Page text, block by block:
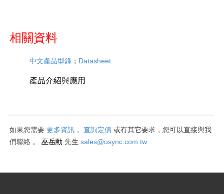
相關資料
中文產品型錄 ； Datasheet
產品介紹與應用
如果您需要 更多資訊 ， 查詢定價 或有其它要求 ，您可以直接與我
們聯絡 。 巫岳勳 先生 sales@usync.com.tw